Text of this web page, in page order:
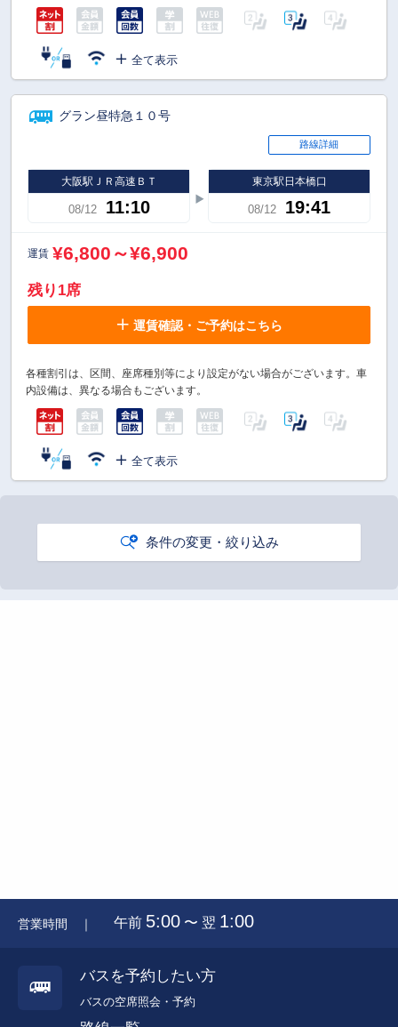
全て表示
グラン昼特急１０号
路線詳細
大阪駅ＪＲ高速ＢＴ
08/12 11:10
東京駅日本橋口
08/12 19:41
運賃 ¥6,800～¥6,900
残り1席
運賃確認・ご予約はこちら
各種割引は、区間、座席種別等により設定がない場合がございます。車
内設備は、異なる場合もございます。
全て表示
条件の変更・絞り込み
営業時間 ｜ 午前 5:00 〜 翌 1:00
バスを予約したい方
バスの空席照会・予約